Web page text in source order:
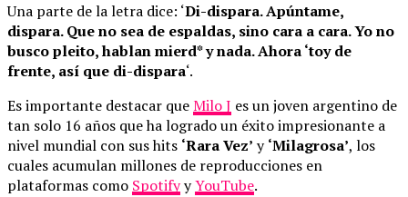
Una parte de la letra dice: ‘Di-dispara. Apúntame,
dispara. Que no sea de espaldas, sino cara a cara. Yo no
busco pleito, hablan mierd* y nada. Ahora ‘toy de
frente, así que di-dispara‘.
Es importante destacar queMilo J es un joven argentino de
tan solo 16 años que ha logrado un éxito impresionante a
nivel mundial con sus hits ‘Rara Vez’ y‘Milagrosa’, los
cuales acumulan millones de reproducciones en
plataformas como SpotifyyYouTube.